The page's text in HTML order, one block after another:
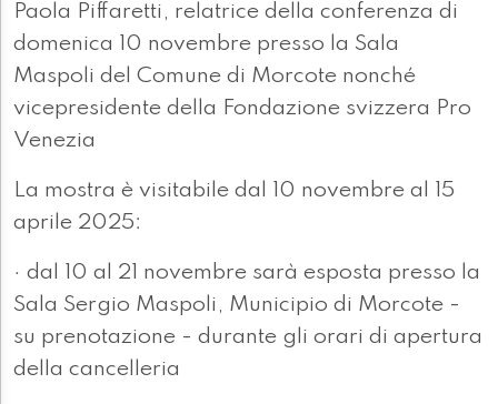
Paola Piffaretti, relatrice della conferenza di
domenica 10 novembre presso la Sala
Maspoli del Comune di Morcote nonché
vicepresidente della Fondazione svizzera Pro
Venezia
La mostra è visitabile dal 10 novembre al 15
aprile 2025:
· dal 10 al 21 novembre sarà esposta presso la
Sala Sergio Maspoli, Municipio di Morcote -
su prenotazione - durante gli orari di apertura
della cancelleria